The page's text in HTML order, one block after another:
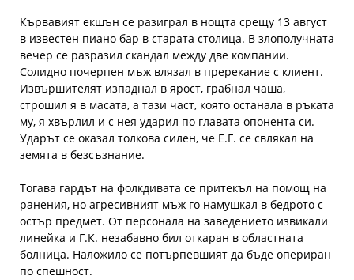
Кървавият екшън се разиграл в нощта срещу 13 август
в известен пиано бар в старата столица. В злополучната
вечер се разразил скандал между две компании.
Солидно почерпен мъж влязал в пререкание с клиент.
Извършителят изпаднал в ярост, грабнал чаша,
строшил я в масата, а тази част, която останала в ръката
му, я хвърлил и с нея ударил по главата опонента си.
Ударът се оказал толкова силен, че Е.Г. се свлякал на
земята в безсъзнание.
Тогава гардът на фолкдивата се притекъл на помощ на
ранения, но агресивният мъж го намушкал в бедрото с
остър предмет. От персонала на заведението извикали
линейка и Г.К. незабавно бил откаран в областната
болница. Наложило се потърпевшият да бъде опериран
по спешност.